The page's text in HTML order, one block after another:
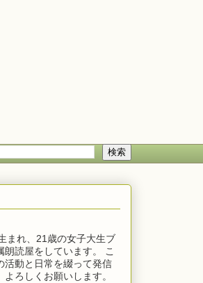
まれ、21歳の女子大生ブ
朗読屋をしています。 こ
活動と日常を綴って発信
ろしくお願いします。